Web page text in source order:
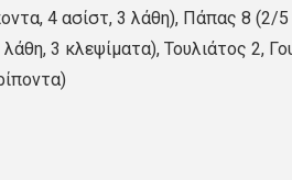
4 ασίστ, 3 λάθη), Πάπας 8 (2/
3 κλεψίματα), Τουλιάτος 2,